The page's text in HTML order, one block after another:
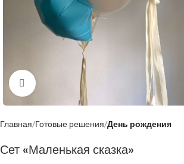
Нажмите, чтобы увеличить
Главная Готовые решения День рождения
Сет «Маленькая сказка»